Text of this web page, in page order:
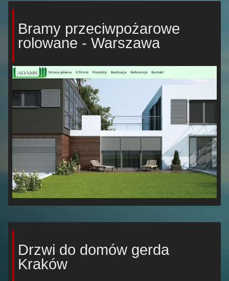
Bramy przeciwpożarowe
rolowane - Warszawa
Drzwi do domów gerda
Kraków